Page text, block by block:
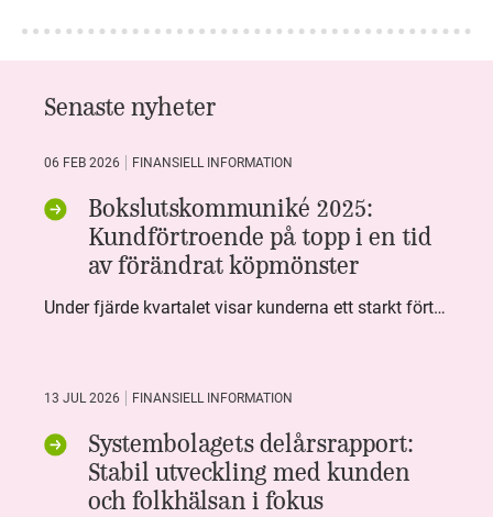
Senaste nyheter
06 FEB 2026 FINANSIELL INFORMATION
Bokslutskommuniké 2025:
Kundförtroende på topp i en tid
av förändrat köpmönster
Under fjärde kvartalet visar kunderna ett starkt förtroende för Systembolaget. Nöjd Kund Index (NKI) når en ny rekordnivå och bidrar till att även helåret avslutar starkt. Arbetet med ansvarsfull försäljning ger tydliga resultat där ålderskontroller når sina högsta nivåer någonsin. Samtidigt fortsätter kundernas val att förändras. Allt fler väljer öl och drycker med lägre alkoholhalt. Vi ser också en lägre försäljningsvolym under kvartalet, en utveckling som ligger i linje med den långsiktiga minskningen i alkoholkonsumtionen i Sverige. De officiella konsumtionssiffrorna från CAN för 2025 kommer först under våren men försäljningssiffrorna pekar åt samma håll.
13 JUL 2026 FINANSIELL INFORMATION
Systembolagets delårsrapport:
Stabil utveckling med kunden
och folkhälsan i fokus